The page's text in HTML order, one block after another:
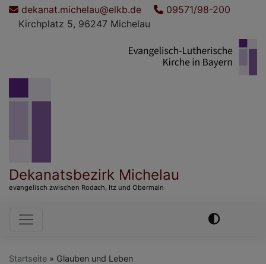
Direktdekanat.michelau@elkb.de
09571/98-200
Kirchplatz 5, 96247 Michelau
Dekanatsbezirk Michelau
evangelisch zwischen Rodach, Itz und Obermain
Hauptnavigation
Startseite Glauben und Leben